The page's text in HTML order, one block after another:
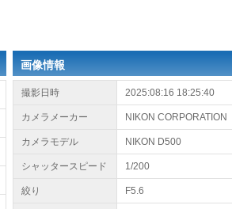
画像情報
撮影日時 2025:08:16 18:25:40
カメラメーカー NIKON CORPORATION
カメラモデル NIKON D500
シャッタースピード 1/200
絞り F5.6